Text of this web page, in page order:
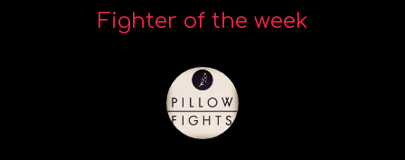
Fighter of the week